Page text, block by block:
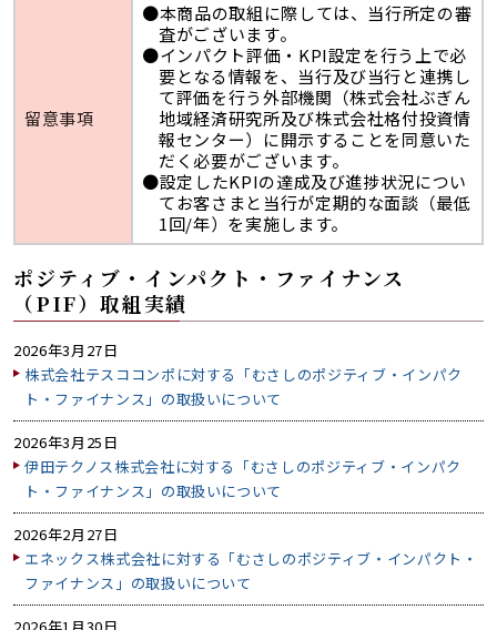
留意事項
●本商品の取組に際しては、当行所定の審
査がございます。
●インパクト評価・KPI設定を行う上で必
要となる情報を、当行及び当行と連携し
て評価を行う外部機関（株式会社ぶぎん
地域経済研究所及び株式会社格付投資情
報センター）に開示することを同意いた
だく必要がございます。
●設定したKPIの達成及び進捗状況につい
てお客さまと当行が定期的な面談（最低
1回/年）を実施します。
ポジティブ・インパクト・ファイナンス
（PIF）取組実績
2026年3月27日
株式会社テスココンポに対する「むさしのポジティブ・インパク
ト・ファイナンス」の取扱いについて
2026年3月25日
伊田テクノス株式会社に対する「むさしのポジティブ・インパク
ト・ファイナンス」の取扱いについて
2026年2月27日
エネックス株式会社に対する「むさしのポジティブ・インパクト・
ファイナンス」の取扱いについて